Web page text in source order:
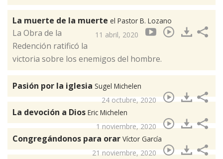
La muerte de la muerte el Pastor B. Lozano
11 abril, 2020
La Obra de la
Redención ratificó la
victoria sobre los enemigos del hombre.
Pasión por la iglesia Sugel Michelen
24 octubre, 2020
La devoción a Dios Eric Michelen
1 noviembre, 2020
Congregándonos para orar Víctor García
21 noviembre, 2020